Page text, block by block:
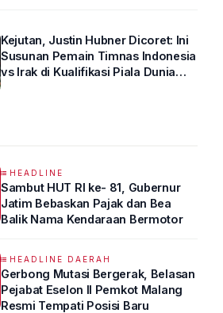
Kejutan, Justin Hubner Dicoret: Ini
Susunan Pemain Timnas Indonesia
vs Irak di Kualifikasi Piala Dunia
HEADLINE
Sambut HUT RI ke- 81, Gubernur
Jatim Bebaskan Pajak dan Bea
Balik Nama Kendaraan Bermotor
HEADLINE DAERAH
Gerbong Mutasi Bergerak, Belasan
Pejabat Eselon II Pemkot Malang
Resmi Tempati Posisi Baru